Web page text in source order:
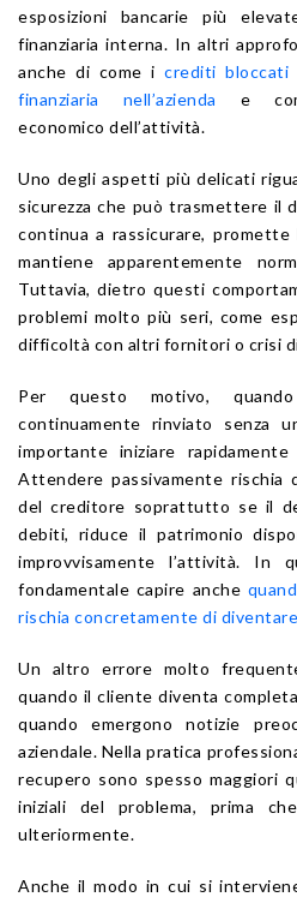
esposizioni bancarie più
finanziaria interna. In altri
anche di come i crediti bloccati
finanziaria nell’azienda e
economico dell’attività.
Uno degli aspetti più delicati
sicurezza che può trasmettere il
continua a rassicurare,
mantiene apparentemente
Tuttavia, dietro questi
problemi molto più seri, come
difficoltà con altri fornitori o crisi
Per questo motivo,
continuamente rinviato senza
importante iniziare
Attendere passivamente rischia
del creditore soprattutto se il
debiti, riduce il patrimonio
improvvisamente l’attività. In
fondamentale capire anche
rischia concretamente di
Un altro errore molto
quando il cliente diventa
quando emergono notizie
aziendale. Nella pratica
recupero sono spesso maggiori
iniziali del problema, prima
ulteriormente.
Anche il modo in cui si